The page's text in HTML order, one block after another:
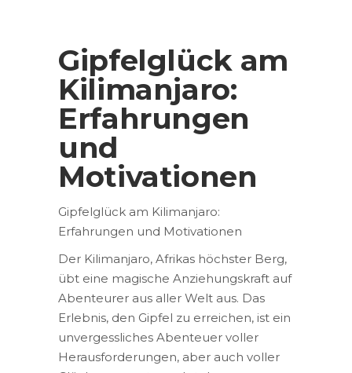
Gipfelglück am
Kilimanjaro:
Erfahrungen
und
Motivationen
Gipfelglück am Kilimanjaro:
Erfahrungen und Motivationen
Der Kilimanjaro, Afrikas höchster Berg,
übt eine magische Anziehungskraft auf
Abenteurer aus aller Welt aus. Das
Erlebnis, den Gipfel zu erreichen, ist ein
unvergessliches Abenteuer voller
Herausforderungen, aber auch voller